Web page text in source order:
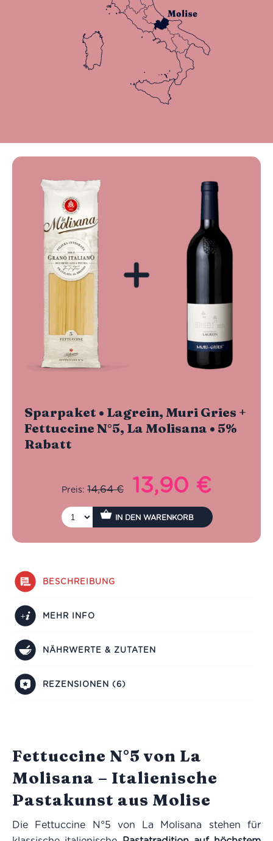
Sparpaket • Lagrein, Muri Gries +
Fettuccine N°5, La Molisana • 5%
Rabatt
Preis: 14,64€
Ursprünglicher
war:
13,90 €
ist:
IN DEN WARENKORB
BESCHREIBUNG
MEHR INFO
NÄHRWERTE & ZUTATEN
REZENSIONEN (6)
Fettuccine N°5 von La
Molisana – Italienische
Pastakunst aus Molise
Die Fettuccine N°5 von La Molisana stehen für